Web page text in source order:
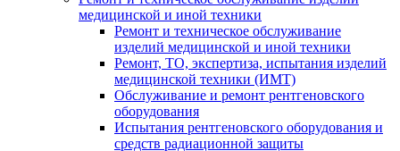
медицинской и иной техники
Ремонт и техническое обслуживание
изделий медицинской и иной техники
Ремонт, ТО, экспертиза, испытания изделий
медицинской техники (ИМТ)
Обслуживание и ремонт рентгеновского
оборудования
Испытания рентгеновского оборудования и
средств радиационной защиты